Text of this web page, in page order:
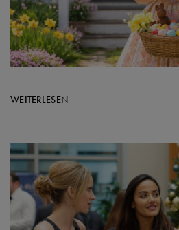
WEITERLESEN